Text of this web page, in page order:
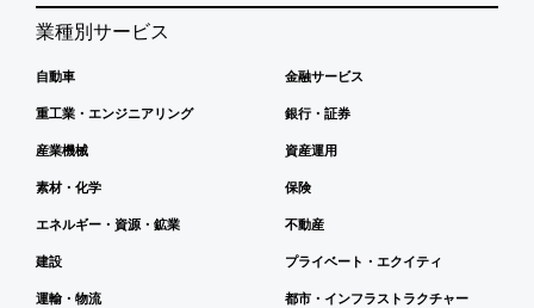
業種別サービス
自動車
重工業・エンジニアリング
産業機械
素材・化学
エネルギー・資源・鉱業
建設
運輸・物流
金融サービス
銀行・証券
資産運用
保険
不動産
プライベート・エクイティ
都市・インフラストラクチャー